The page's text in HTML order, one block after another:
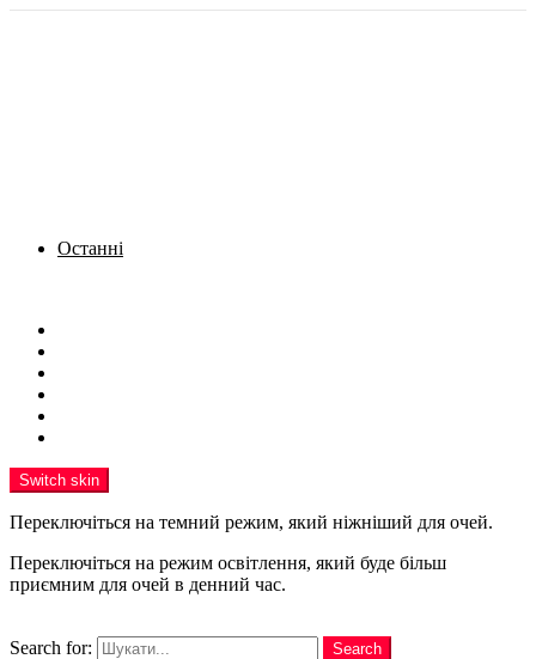
Останні
Switch skin
Переключіться на темний режим, який ніжніший для очей.
Переключіться на режим освітлення, який буде більш
приємним для очей в денний час.
Search for:
Search